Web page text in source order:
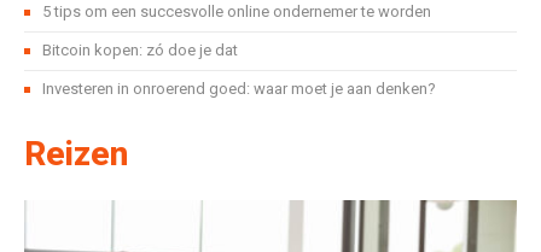
5 tips om een succesvolle online ondernemer te worden
Bitcoin kopen: zó doe je dat
Investeren in onroerend goed: waar moet je aan denken?
Reizen